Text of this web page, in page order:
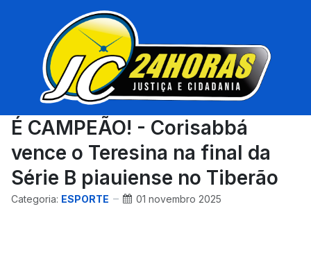
É CAMPEÃO! - Corisabbá
vence o Teresina na final da
Série B piauiense no Tiberão
Categoria: ESPORTE 01 novembro 2025